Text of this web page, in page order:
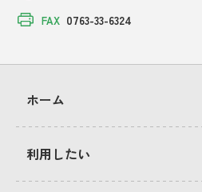
FAX 0763-33-6324
ホーム
利用したい